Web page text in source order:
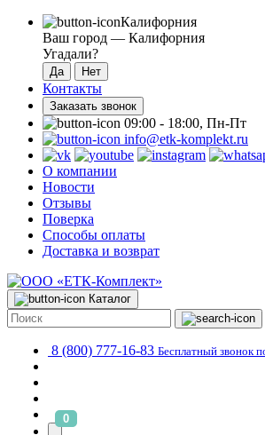
Калифорния
Ваш город — Калифорния
Угадали?
Контакты
Заказать звонок
09:00 - 18:00, Пн-Пт
info@etk-komplekt.ru
О компании
Новости
Отзывы
Поверка
Способы оплаты
Доставка и возврат
Каталог
8 (800) 777-16-83 Бесплатный звонок
0